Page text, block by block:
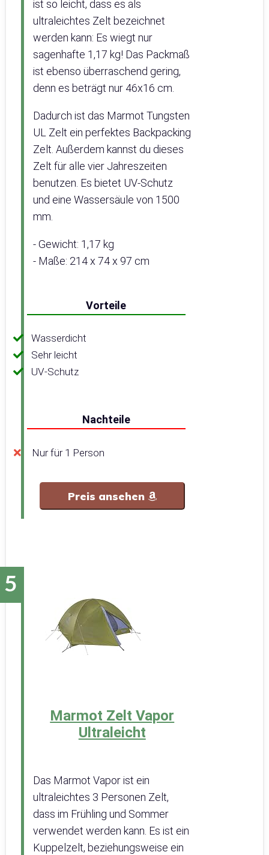
ist so leicht, dass es als
ultraleichtes Zelt bezeichnet
werden kann: Es wiegt nur
sagenhafte 1,17 kg! Das Packmaß
ist ebenso überraschend gering,
denn es beträgt nur 46x16 cm.
Dadurch ist das Marmot Tungsten
UL Zelt ein perfektes Backpacking
Zelt. Außerdem kannst du dieses
Zelt für alle vier Jahreszeiten
benutzen. Es bietet UV-Schutz
und eine Wassersäule von 1500
mm.
- Gewicht: 1,17 kg
- Maße: 214 x 74 x 97 cm
Vorteile
Wasserdicht
Sehr leicht
UV-Schutz
Nachteile
Nur für 1 Person
Preis ansehen
Marmot Zelt Vapor
Ultraleicht
Das Marmot Vapor ist ein
ultraleichtes 3 Personen Zelt,
dass im Frühling und Sommer
verwendet werden kann. Es ist ein
Kuppelzelt, beziehungsweise ein